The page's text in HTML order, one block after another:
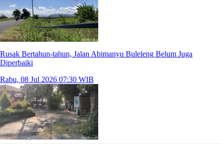
Rusak Bertahun-tahun, Jalan Abimanyu Buleleng Belum Juga
Diperbaiki
Rabu, 08 Jul 2026 07:30 WIB